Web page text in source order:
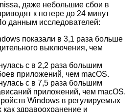
даже небольшие сбои в
к потере до 24 минут
данным исследователей:
показали в 3,1 раза больше
выключения, чем
с в 2,2 раза большим
приложений, чем macOS.
с в 7,5 раза большим
приложений, чем macOS.
Windows в регулируемых
как здравоохранение и